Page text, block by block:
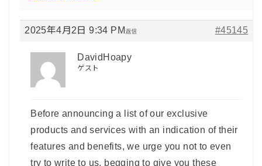
2025年4月2日 9:34 PM #45145
返信
DavidHoapy
ゲスト
Before announcing a list of our exclusive
products and services with an indication of their
features and benefits, we urge you not to even
try to write to us, begging to give you these